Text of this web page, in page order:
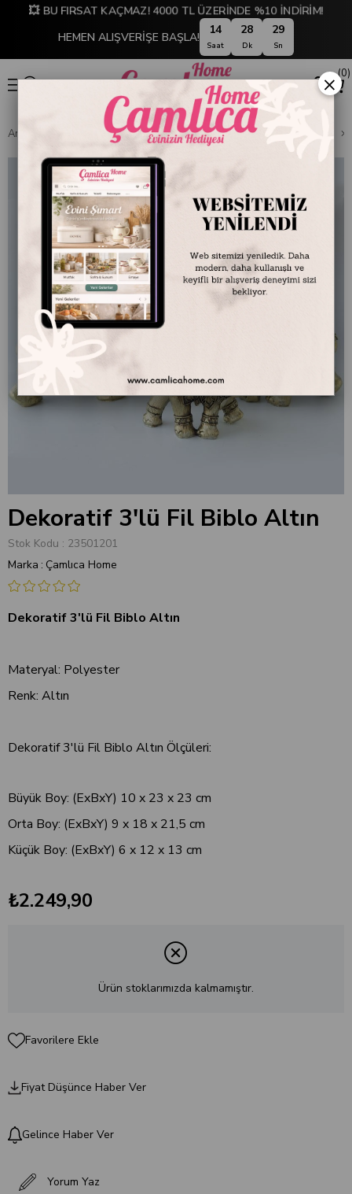
💥 BU FIRSAT KAÇMAZ! 4000 TL ÜZERİNDE %10 İNDİRİM!
HEMEN ALIŞVERİŞE BAŞLA!
14
Saat
28
Dk
28
Sn
0
Anasayfa DEKORASYON Ev Aksesuarları Dekoratif Obje ve Biblo
Dekoratif 3'lü Fil Biblo Altın
Stok Kodu
23501201
Marka : Çamlıca Home
Dekoratif 3'lü Fil Biblo Altın
Materyal: Polyester
Renk: Altın
Dekoratif 3'lü Fil Biblo Altın Ölçüleri:
Büyük Boy: (ExBxY) 10 x 23 x 23 cm
Orta Boy: (ExBxY) 9 x 18 x 21,5 cm
Küçük Boy: (ExBxY) 6 x 12 x 13 cm
₺2.249,90
Ürün stoklarımızda kalmamıştır.
Favorilere Ekle
Fiyat Düşünce Haber Ver
Gelince Haber Ver
Yorum Yaz
×